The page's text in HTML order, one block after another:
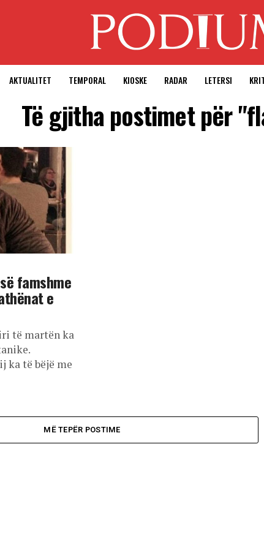
AKTUALITET TEMPORAL KIOSKE RADAR LETERSI
Të gjitha postimet për
famshme
e
të martën ka
të bëjë me
MË TEPËR POSTIME